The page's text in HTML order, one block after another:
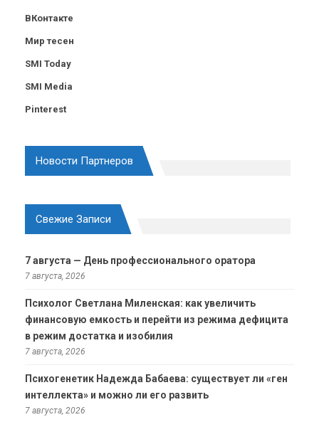
ВКонтакте
Мир тесен
SMI Today
SMI Media
Pinterest
Новости Партнеров
Свежие Записи
7 августа — День профессионального оратора
7 августа, 2026
Психолог Светлана Миленская: как увеличить
финансовую емкость и перейти из режима дефицита
в режим достатка и изобилия
7 августа, 2026
Психогенетик Надежда Бабаева: существует ли «ген
интеллекта» и можно ли его развить
7 августа, 2026